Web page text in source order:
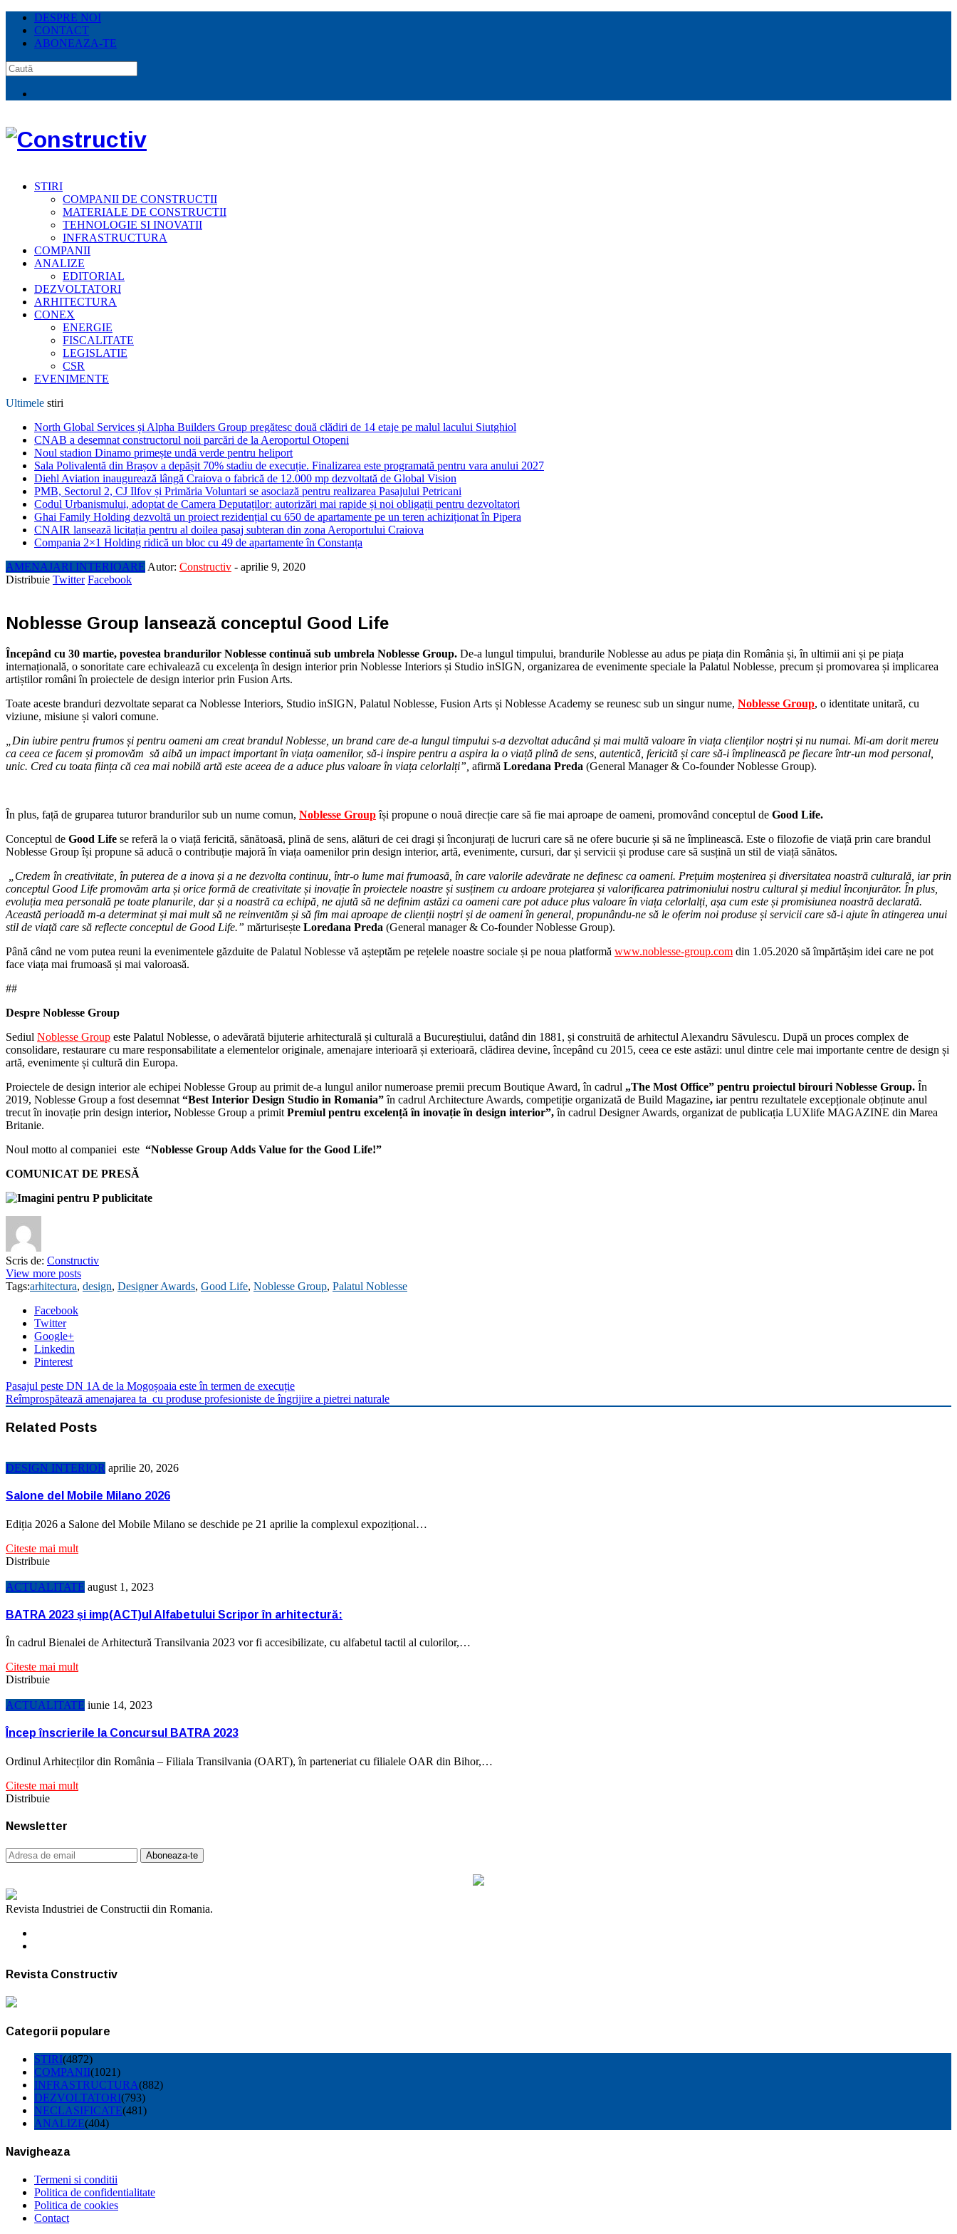
DESPRE NOI
CONTACT
ABONEAZA-TE
STIRI
COMPANII DE CONSTRUCTII
MATERIALE DE CONSTRUCTII
TEHNOLOGIE SI INOVATII
INFRASTRUCTURA
COMPANII
ANALIZE
EDITORIAL
DEZVOLTATORI
ARHITECTURA
CONEX
ENERGIE
FISCALITATE
LEGISLATIE
CSR
EVENIMENTE
Ultimele stiri
North Global Services și Alpha Builders Group pregătesc două clădiri de 14 etaje pe malul lacului Siutghiol
CNAB a desemnat constructorul noii parcări de la Aeroportul Otopeni
Noul stadion Dinamo primește undă verde pentru heliport
Sala Polivalentă din Brașov a depășit 70% stadiu de execuție. Finalizarea este programată pentru vara anului 2027
Diehl Aviation inaugurează lângă Craiova o fabrică de 12.000 mp dezvoltată de Global Vision
PMB, Sectorul 2, CJ Ilfov și Primăria Voluntari se asociază pentru realizarea Pasajului Petricani
Codul Urbanismului, adoptat de Camera Deputaților: autorizări mai rapide și noi obligații pentru dezvoltatori
Ghai Family Holding dezvoltă un proiect rezidențial cu 650 de apartamente pe un teren achiziționat în Pipera
CNAIR lansează licitația pentru al doilea pasaj subteran din zona Aeroportului Craiova
Compania 2×1 Holding ridică un bloc cu 49 de apartamente în Constanța
AMENAJARI INTERIOARE Autor: Constructiv - aprilie 9, 2020
Distribuie Twitter Facebook
Noblesse Group lansează conceptul Good Life
Începând cu 30 martie, povestea brandurilor Noblesse continuă sub umbrela Noblesse Group. De-a lungul timpului, brandurile Noblesse au adus pe piața din România și, în ultimii ani și pe piața
internațională, o sonoritate care echivalează cu excelența în design interior prin Noblesse Interiors și Studio inSIGN, organizarea de evenimente speciale la Palatul Noblesse, precum și promovarea și implicarea
artiștilor români în proiectele de design interior prin Fusion Arts.
Toate aceste branduri dezvoltate separat ca Noblesse Interiors, Studio inSIGN, Palatul Noblesse, Fusion Arts și Noblesse Academy se reunesc sub un singur nume, Noblesse Group, o identitate unitară, cu
viziune, misiune și valori comune.
„Din iubire pentru frumos și pentru oameni am creat brandul Noblesse, un brand care de-a lungul timpului s-a dezvoltat aducând și mai multă valoare în viața clienților noștri și nu numai. Mi-am dorit mereu
ca ceea ce facem și promovăm să aibă un impact important în viața oamenilor, să-i inspire pentru a aspira la o viață plină de sens, autentică, fericită și care să-i împlinească pe fiecare într-un mod personal,
unic. Cred cu toata ființa că cea mai nobilă artă este aceea de a aduce plus valoare în viața celorlalți”, afirmă Loredana Preda (General Manager & Co-founder Noblesse Group).
În plus, față de gruparea tuturor brandurilor sub un nume comun, Noblesse Groupîși propune o nouă direcție care să fie mai aproape de oameni, promovând conceptul de Good Life.
Conceptul de Good Life se referă la o viață fericită, sănătoasă, plină de sens, alături de cei dragi și înconjurați de lucruri care să ne ofere bucurie și să ne împlinească. Este o filozofie de viață prin care brandul
Noblesse Group își propune să aducă o contribuție majoră în viața oamenilor prin design interior, artă, evenimente, cursuri, dar și servicii și produse care să susțină un stil de viață sănătos.
„Credem în creativitate, în puterea de a inova și a ne dezvolta continuu, într-o lume mai frumoasă, în care valorile adevărate ne definesc ca oameni. Prețuim moștenirea și diversitatea noastră culturală, iar prin
conceptul Good Life promovăm arta și orice formă de creativitate și inovație în proiectele noastre și susținem cu ardoare protejarea și valorificarea patrimoniului nostru cultural și mediul înconjurător. În plus,
evoluția mea personală pe toate planurile, dar și a noastră ca echipă, ne ajută să ne definim astăzi ca oameni care pot aduce plus valoare în viața celorlalți, așa cum este și promisiunea noastră declarată.
Această perioadă m-a determinat și mai mult să ne reinventăm și să fim mai aproape de clienții noștri și de oameni în general, propunându-ne să le oferim noi produse și servicii care să-i ajute în atingerea unui
stil de viață care să reflecte conceptul de Good Life.” mărturisește Loredana Preda (General manager & Co-founder Noblesse Group).
Până când ne vom putea reuni la evenimentele găzduite de Palatul Noblesse vă așteptăm pe rețelele noastre sociale și pe noua platformă www.noblesse-group.com din 1.05.2020 să împărtășim idei care ne pot
face viața mai frumoasă și mai valoroasă.
##
Despre Noblesse Group
Sediul Noblesse Group este Palatul Noblesse, o adevărată bijuterie arhitecturală și culturală a Bucureștiului, datând din 1881, și construită de arhitectul Alexandru Săvulescu. După un proces complex de
consolidare, restaurare cu mare responsabilitate a elementelor originale, amenajare interioară și exterioară, clădirea devine, începând cu 2015, ceea ce este astăzi: unul dintre cele mai importante centre de design și
artă, evenimente și cultură din Europa.
Proiectele de design interior ale echipei Noblesse Group au primit de-a lungul anilor numeroase premii precum Boutique Award, în cadrul „The Most Office” pentru proiectul birouri Noblesse Group. În
2019, Noblesse Group a fost desemnat “Best Interior Design Studio in Romania”în cadrul Architecture Awards, competiție organizată de Build Magazine, iar pentru rezultatele excepționale obținute anul
trecut în inovație prin design interior, Noblesse Group a primit Premiul pentru excelență în inovație în design interior”,în cadrul Designer Awards, organizat de publicația LUXlife MAGAZINE din Marea
Britanie.
Noul motto al companiei este “Noblesse Group Adds Value for the Good Life!”
COMUNICAT DE PRESĂ
Scris de: Constructiv
View more posts
Tags:arhitectura, design, Designer Awards, Good Life, Noblesse Group, Palatul Noblesse
Facebook
Twitter
Google+
Linkedin
Pinterest
Pasajul peste DN 1A de la Mogoșoaia este în termen de execuție
Reîmprospătează amenajarea ta cu produse profesioniste de îngrijire a pietrei naturale
Related Posts
DESIGN INTERIOR aprilie 20, 2026
Salone del Mobile Milano 2026
Ediția 2026 a Salone del Mobile Milano se deschide pe 21 aprilie la complexul expozițional…
Citeste mai mult
Distribuie
ACTUALITATE august 1, 2023
BATRA 2023 și imp(ACT)ul Alfabetului Scripor în arhitectură:
În cadrul Bienalei de Arhitectură Transilvania 2023 vor fi accesibilizate, cu alfabetul tactil al culorilor,…
Citeste mai mult
Distribuie
ACTUALITATE iunie 14, 2023
Încep înscrierile la Concursul BATRA 2023
Ordinul Arhitecților din România – Filiala Transilvania (OART), în parteneriat cu filialele OAR din Bihor,…
Citeste mai mult
Distribuie
Newsletter
Revista Industriei de Constructii din Romania.
Revista Constructiv
Categorii populare
STIRI(4872)
COMPANII(1021)
INFRASTRUCTURA(882)
DEZVOLTATORI(793)
NECLASIFICATE(481)
ANALIZE(404)
Navigheaza
Termeni si conditii
Politica de confidentialitate
Politica de cookies
Contact